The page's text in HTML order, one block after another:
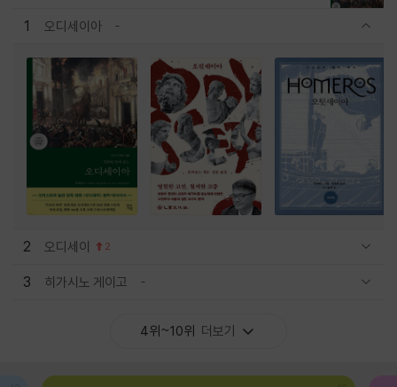
1 오디세이아
2 오디세이 2
3 히가시노 게이고
4위~10위 더보기